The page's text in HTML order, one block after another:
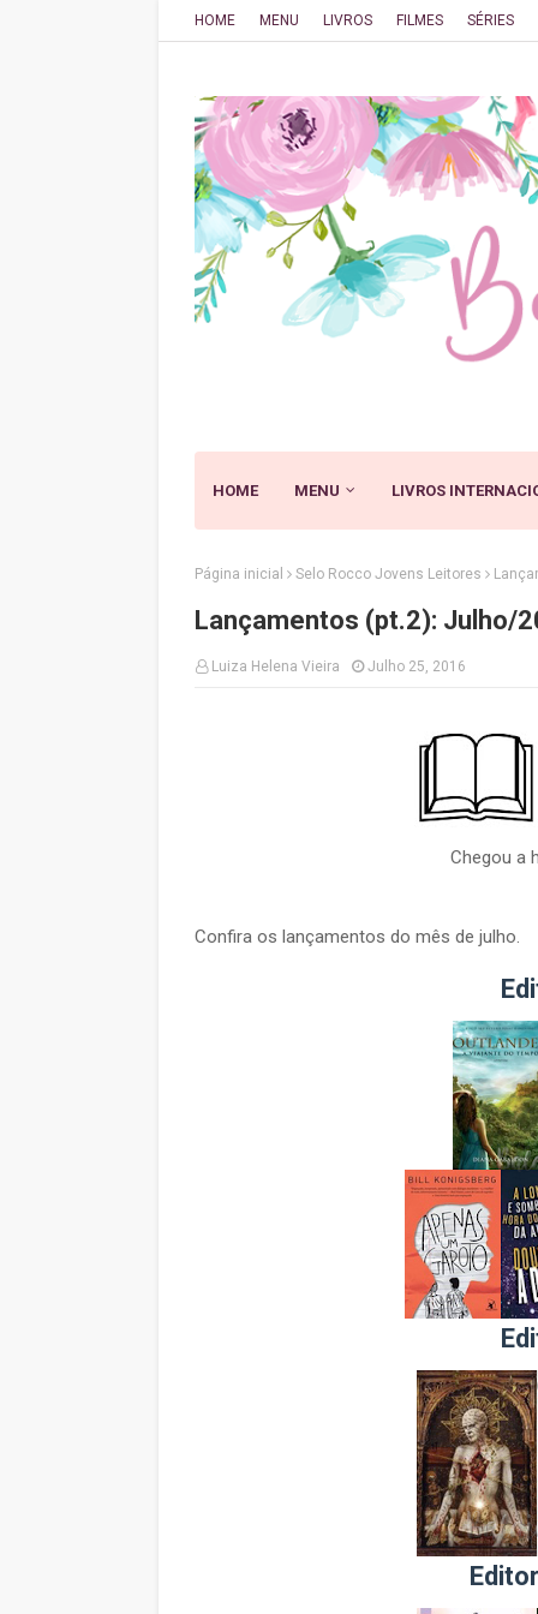
HOME MENU LIVROS FILMES SÉRIES
HOME MENU LIVROS
Página inicial Selo Rocco Jovens Leitores
Lançamentos (pt.2): Julho/
Luiza Helena Vieira Julho 25, 2016
Chegou a
Confira os lançamentos do mês de julho.